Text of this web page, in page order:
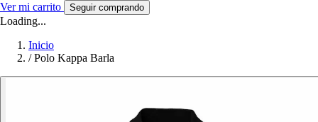
Ver mi carrito Seguir comprando
Loading...
Inicio
/ Polo Kappa Barla